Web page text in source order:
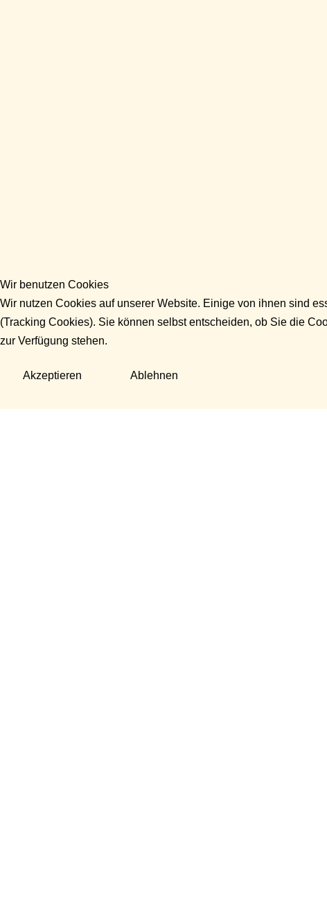
Wir benutzen Cookies
Wir nutzen Cookies auf unserer Website. Einige von ihnen sind
(Tracking Cookies). Sie können selbst entscheiden, ob Sie die
zur Verfügung stehen.
Akzeptieren Ablehnen